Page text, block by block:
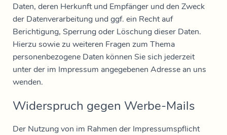
Daten, deren Herkunft und Empfänger und den Zweck
der Datenverarbeitung und ggf. ein Recht auf
Berichtigung, Sperrung oder Löschung dieser Daten.
Hierzu sowie zu weiteren Fragen zum Thema
personenbezogene Daten können Sie sich jederzeit
unter der im Impressum angegebenen Adresse an uns
wenden.
Widerspruch gegen Werbe-Mails
Der Nutzung von im Rahmen der Impressumspflicht